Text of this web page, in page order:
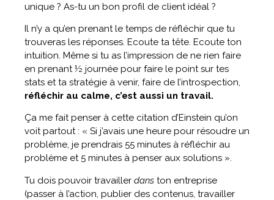
unique ? As-tu un bon profil de client idéal ?
Il n’y a qu’en prenant le temps de réfléchir que tu
trouveras les réponses. Ecoute ta tête. Ecoute ton
intuition. Même si tu as l’impression de ne rien faire
en prenant ½ journée pour faire le point sur tes
stats et ta stratégie à venir, faire de l’introspection,
réfléchir au calme, c’est aussi un travail.
Ça me fait penser à cette citation d’Einstein qu’on
voit partout : « Si j’avais une heure pour résoudre un
problème, je prendrais 55 minutes à réfléchir au
problème et 5 minutes à penser aux solutions ».
Tu dois pouvoir travailler dans ton entreprise
(passer à l’action, publier des contenus, travailler